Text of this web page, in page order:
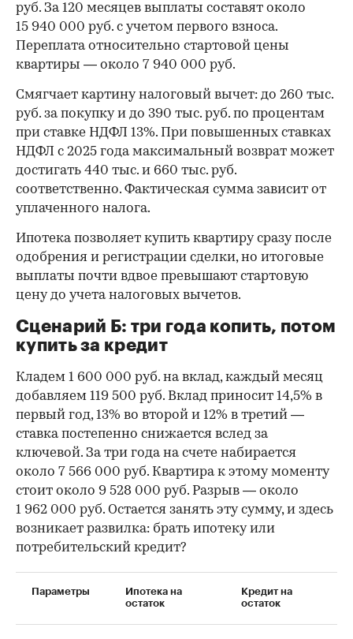
руб. За 120 месяцев выплаты составят около
15 940 000 руб. с учетом первого взноса.
Переплата относительно стартовой цены
квартиры — около 7 940 000 руб.
Смягчает картину налоговый вычет: до 260 тыс.
руб. за покупку и до 390 тыс. руб. по процентам
при ставке НДФЛ 13%. При повышенных ставках
НДФЛ с 2025 года максимальный возврат может
достигать 440 тыс. и 660 тыс. руб.
соответственно. Фактическая сумма зависит от
уплаченного налога.
Ипотека позволяет купить квартиру сразу после
одобрения и регистрации сделки, но итоговые
выплаты почти вдвое превышают стартовую
цену до учета налоговых вычетов.
Сценарий Б: три года копить, потом
купить за кредит
Кладем 1 600 000 руб. на вклад, каждый месяц
добавляем 119 500 руб. Вклад приносит 14,5% в
первый год, 13% во второй и 12% в третий —
ставка постепенно снижается вслед за
ключевой. За три года на счете набирается
около 7 566 000 руб. Квартира к этому моменту
стоит около 9 528 000 руб. Разрыв — около
1 962 000 руб. Остается занять эту сумму, и здесь
возникает развилка: брать ипотеку или
потребительский кредит?
Параметры
Ипотека на
остаток
Кредит на
остаток